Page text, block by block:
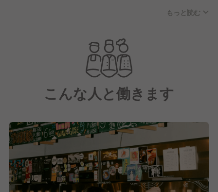
那覇にてミュージックバー「NÜCHI by WPÜ」を運営
いずれもコンセプトは異なりますが、
大事にしていることは、人と人、カルチャーの交流で
「つながり」の先を信じ、「独自のカルチャー」を作
り、「地域社会に貢献」する。
これまでそこに存在していなかったつながりや面白さ
が"ハブ"を通じて
地域社会に良い影響を与え、貢献することこそが私た
もっと読む
こんな人と働きます